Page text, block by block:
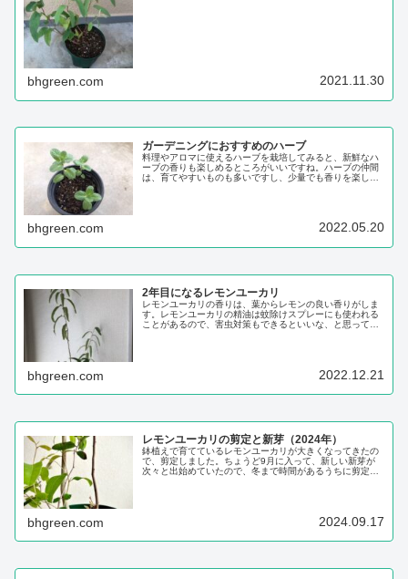
bhgreen.com 2021.11.30
ガーデニングにおすすめのハーブ
料理やアロマに使えるハーブを栽培してみると、新鮮なハ
ーブの香りも楽しめるところがいいですね。ハーブの仲間
は、育てやすいものも多いですし、少量でも香りを楽しむ
bhgreen.com 2022.05.20
2年目になるレモンユーカリ
レモンユーカリの香りは、葉からレモンの良い香りがしま
す。レモンユーカリの精油は蚊除けスプレーにも使われる
ことがあるので、害虫対策もできるといいな、と思って育
bhgreen.com 2022.12.21
レモンユーカリの剪定と新芽（2024年）
鉢植えで育てているレモンユーカリが大きくなってきたの
で、剪定しました。ちょうど9月に入って、新しい新芽が
次々と出始めていたので、冬まで時間があるうちに剪定す
bhgreen.com 2024.09.17